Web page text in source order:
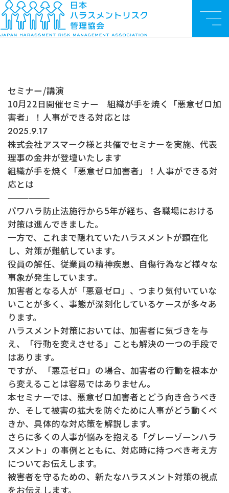
お知らせ
TO
P
セミナー/
講演
10月22日開催セミナー 組織が手を焼く「悪意ゼロ加害者」！人事
ができる対応とは
セミナー/講演
10月22日開催セミナー 組織が手を焼く「悪意ゼロ加
害者」！人事ができる対応とは
2025.9.17
株式会社アスマーク様と共催でセミナーを実施、代表
理事の金井が登壇いたします
組織が手を焼く「悪意ゼロ加害者」！人事ができる対
応とは
——————
パワハラ防止法施行から5年が経ち、各職場における
対策は進んできました。
一方で、これまで隠れていたハラスメントが顕在化
し、対策が難航しています。
役員の解任、従業員の精神疾患、自傷行為など様々な
事象が発生しています。
加害者となる人が「悪意ゼロ」、つまり気付いていな
いことが多く、事態が深刻化しているケースが多々あ
ります。
ハラスメント対策においては、加害者に気づきを与
え、「行動を変えさせる」ことも解決の一つの手段で
はあります。
ですが、「悪意ゼロ」の場合、加害者の行動を根本か
ら変えることは容易ではありません。
本セミナーでは、悪意ゼロ加害者とどう向き合うべき
か、そして被害の拡大を防ぐために人事がどう動くべ
きか、具体的な対応策を解説します。
さらに多くの人事が悩みを抱える「グレーゾーンハラ
スメント」の事例とともに、対応時に持つべき考え方
についてお伝えします。
被害者を守るための、新たなハラスメント対策の視点
をお伝えします。